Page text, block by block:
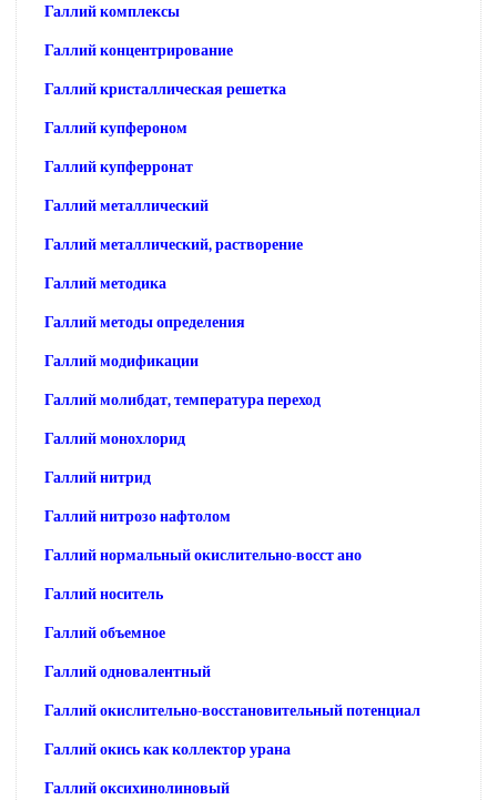
Галлий комплексы
Галлий концентрирование
Галлий кристаллическая решетка
Галлий купфероном
Галлий купферронат
Галлий металлический
Галлий металлический, растворение
Галлий методика
Галлий методы определения
Галлий модификации
Галлий молибдат, температура переход
Галлий монохлорид
Галлий нитрид
Галлий нитрозо нафтолом
Галлий нормальный окислительно-восст ано
Галлий носитель
Галлий объемное
Галлий одновалентный
Галлий окислительно-восстановительный потенциал
Галлий окись как коллектор урана
Галлий оксихинолиновый